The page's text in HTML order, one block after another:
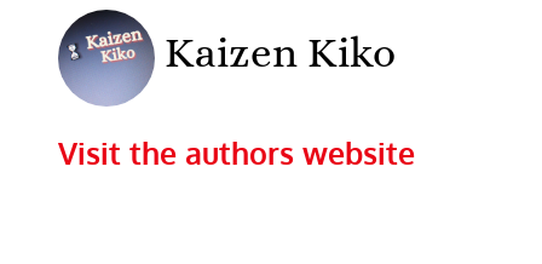
Kaizen Kiko
Visit the authors website